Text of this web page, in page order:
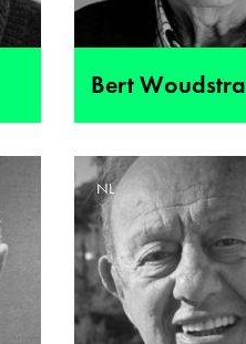
Bert Woudstra
NL